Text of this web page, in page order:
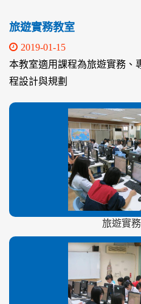
旅遊實務教室
2019-01-15
本教室適用課程為旅遊實務、
程設計與規劃
旅遊實